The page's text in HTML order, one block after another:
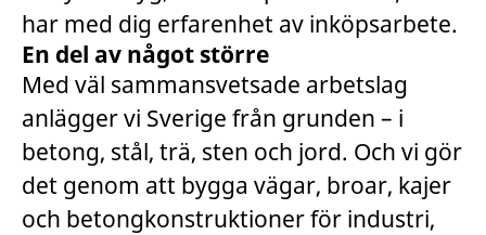
har med dig erfarenhet av inköpsarbete.
En del av något större
Med väl sammansvetsade arbetslag
anlägger vi Sverige från grunden – i
betong, stål, trä, sten och jord. Och vi gör
det genom att bygga vägar, broar, kajer
och betongkonstruktioner för industri,